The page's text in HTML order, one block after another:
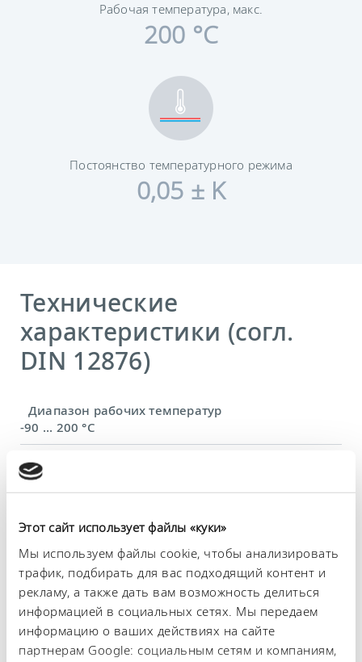
Этот сайт использует файлы «куки»
Мы используем файлы cookie, чтобы анализировать
трафик, подбирать для вас подходящий контент и
рекламу, а также дать вам возможность делиться
информацией в социальных сетях. Мы передаем
информацию о ваших действиях на сайте
партнерам Google: социальным сетям и компаниям,
Рабочая температура, макс.
200 °C
Постоянство температурного режима
0,05 ± K
Технические
характеристики (согл.
DIN 12876)
Диапазон рабочих температур
-90 ... 200 °C
Рабочий диапазон температур
-90 ... 200 °C
5 ... 40 °C
Постоянство температурного режима
0,05 ± K
Теплопроизводительность, макс.
2,5 kW